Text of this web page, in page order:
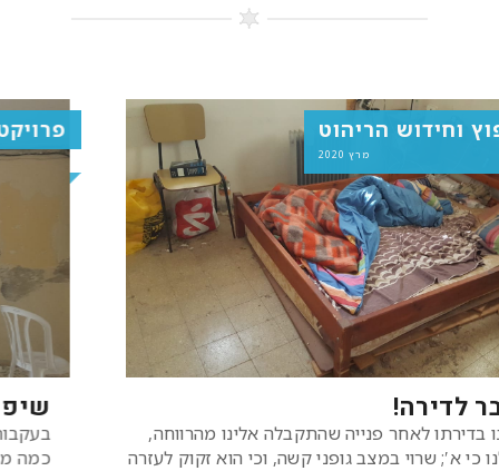
ניקיון, שיפוץ וחידוש הריהוט
מייקאובר לדירה!
את א′ פגשנו בדירתו לאחר פנייה שהתקבלה אלינו מהרווחה,
ובה נמסר לנו כי א′; שרוי במצב גופני קשה, וכי הוא זקוק לעזרה